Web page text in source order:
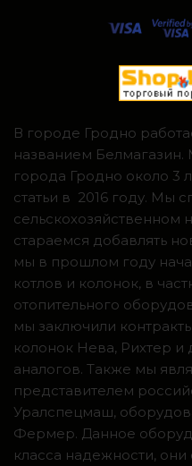
В городе Гродно
названием
города Гродно около 3
статьи в 2016 году. Мы
сельскохозяйственном
стараемся добавлять
мы в прошлом году
котлов и колонок, в
отопительного
мы заключили
колонок Нева, Рихтер и
аналогов. Также мы
представителем
Уралспецмаш,
Фермер. Данное
класса надежности,